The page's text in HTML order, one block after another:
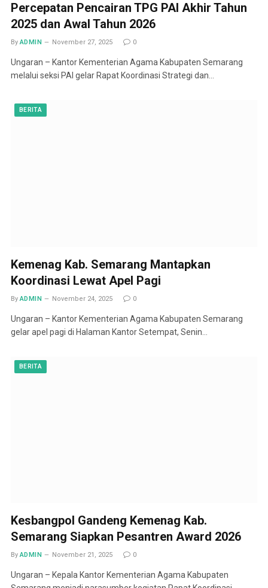
Percepatan Pencairan TPG PAI Akhir Tahun
2025 dan Awal Tahun 2026
By ADMIN November 27, 2025 0
Ungaran – Kantor Kementerian Agama Kabupaten Semarang
melalui seksi PAI gelar Rapat Koordinasi Strategi dan…
BERITA
Kemenag Kab. Semarang Mantapkan
Koordinasi Lewat Apel Pagi
By ADMIN November 24, 2025 0
Ungaran – Kantor Kementerian Agama Kabupaten Semarang
gelar apel pagi di Halaman Kantor Setempat, Senin…
BERITA
Kesbangpol Gandeng Kemenag Kab.
Semarang Siapkan Pesantren Award 2026
By ADMIN November 21, 2025 0
Ungaran – Kepala Kantor Kementerian Agama Kabupaten